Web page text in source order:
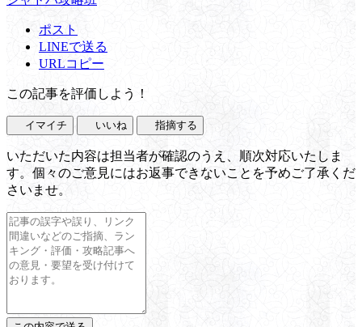
ポスト
LINEで送る
URLコピー
この記事を評価しよう！
イマイチ いいね 指摘する
いただいた内容は担当者が確認のうえ、順次対応いたしま
す。個々のご意見にはお返事できないことを予めご了承くだ
さいませ。